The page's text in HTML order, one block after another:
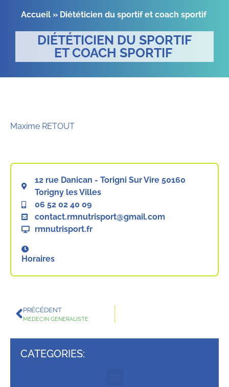
Accueil» Diététicien du sportif et coach sportif
DIÉTÉTICIEN DU SPORTIF
ET COACH SPORTIF
Maxime RETOUT
12 rue Danican - Torigni Sur Vire 50160
Torigny les Villes
06 52 02 40 09
contact.rmnutrisport@gmail.com
rmnutrisport.fr
Horaires
PRÉCÉDENT
MEDECIN GENERALISTE
CATEGORIES: